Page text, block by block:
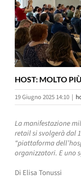
HOST: MOLTO
19 Giugno 2025 14:10 |
La manifestazione
retail si svolgerà dal
“piattaforma
organizzatori. E uno
Di Elisa Tonussi